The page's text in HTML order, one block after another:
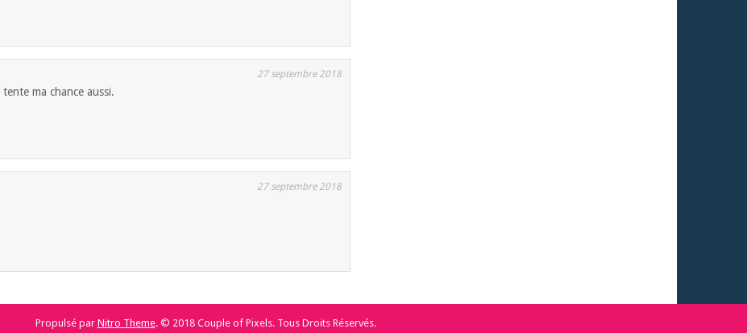
27 septembre 2018
ma chance aussi.
27 septembre 2018
Propulsé par Nitro Theme. © 2018 Couple of Pixels. Tous Droits Réservés.